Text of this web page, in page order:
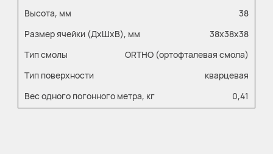
Высота, мм
38
Размер ячейки (ДхШхВ), мм
38х38х38
Тип смолы
ORTHO (ортофталевая смола)
Тип поверхности
кварцевая
Вес одного погонного метра, кг
0,41